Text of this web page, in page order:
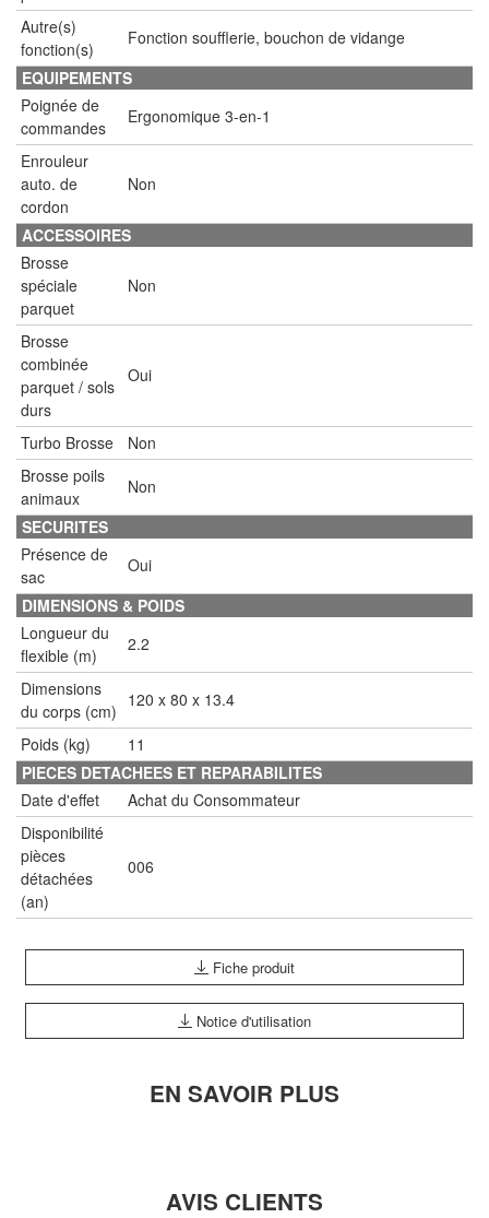
Autre(s)
fonction(s)
Fonction soufflerie, bouchon de vidange
EQUIPEMENTS
Poignée de
commandes
Ergonomique 3-en-1
Enrouleur
auto. de
cordon
Non
ACCESSOIRES
Brosse
spéciale
parquet
Non
Brosse
combinée
parquet / sols
durs
Oui
Turbo Brosse
Non
Brosse poils
animaux
Non
SECURITES
Présence de
sac
Oui
DIMENSIONS & POIDS
Longueur du
flexible (m)
2.2
Dimensions
du corps (cm)
120 x 80 x 13.4
Poids (kg)
11
PIECES DETACHEES ET REPARABILITES
Date d'effet
Achat du Consommateur
Disponibilité
pièces
détachées
(an)
006
Fiche produit
Notice d'utilisation
EN SAVOIR PLUS
AVIS CLIENTS